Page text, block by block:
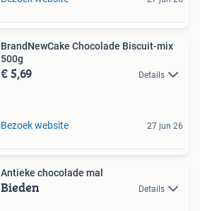
BrandNewCake Chocolade Biscuit-mix
500g
€ 5,69 Details
Bezoek website 27 jun 26
Antieke chocolade mal
Bieden Details